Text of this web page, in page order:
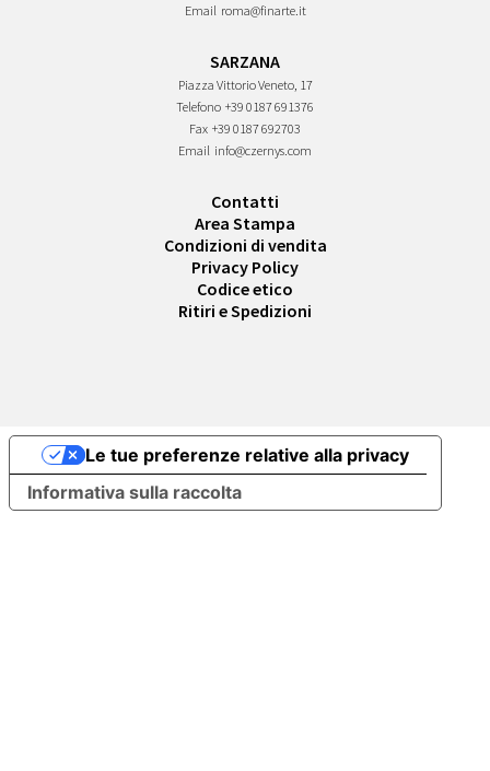
Email roma@finarte.it
SARZANA
Piazza Vittorio Veneto, 17
Telefono +39 0187 691376
Fax +39 0187 692703
Email info@czernys.com
Contatti
Area Stampa
Condizioni di vendita
Privacy Policy
Codice etico
Ritiri e Spedizioni
Informativa sulla raccolta
Le tue preferenze relative alla privacy